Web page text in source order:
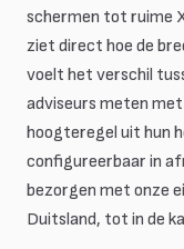
schermen tot ruime
ziet direct hoe de
voelt het verschil
adviseurs meten
hoogteregel uit hun
configureerbaar in
bezorgen met onze
Duitsland, tot in de